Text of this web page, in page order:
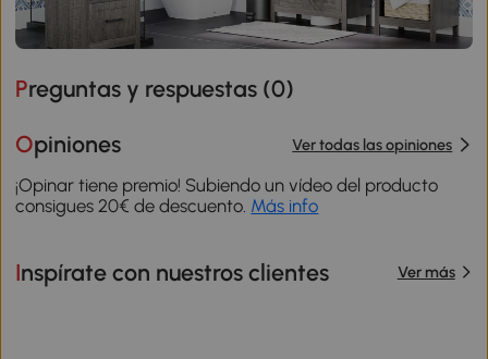
Preguntas y respuestas (0)
Opiniones Ver todas las opiniones
¡Opinar tiene premio! Subiendo un vídeo del producto
consigues 20€ de descuento. Más info
Inspírate con nuestros clientes Ver más